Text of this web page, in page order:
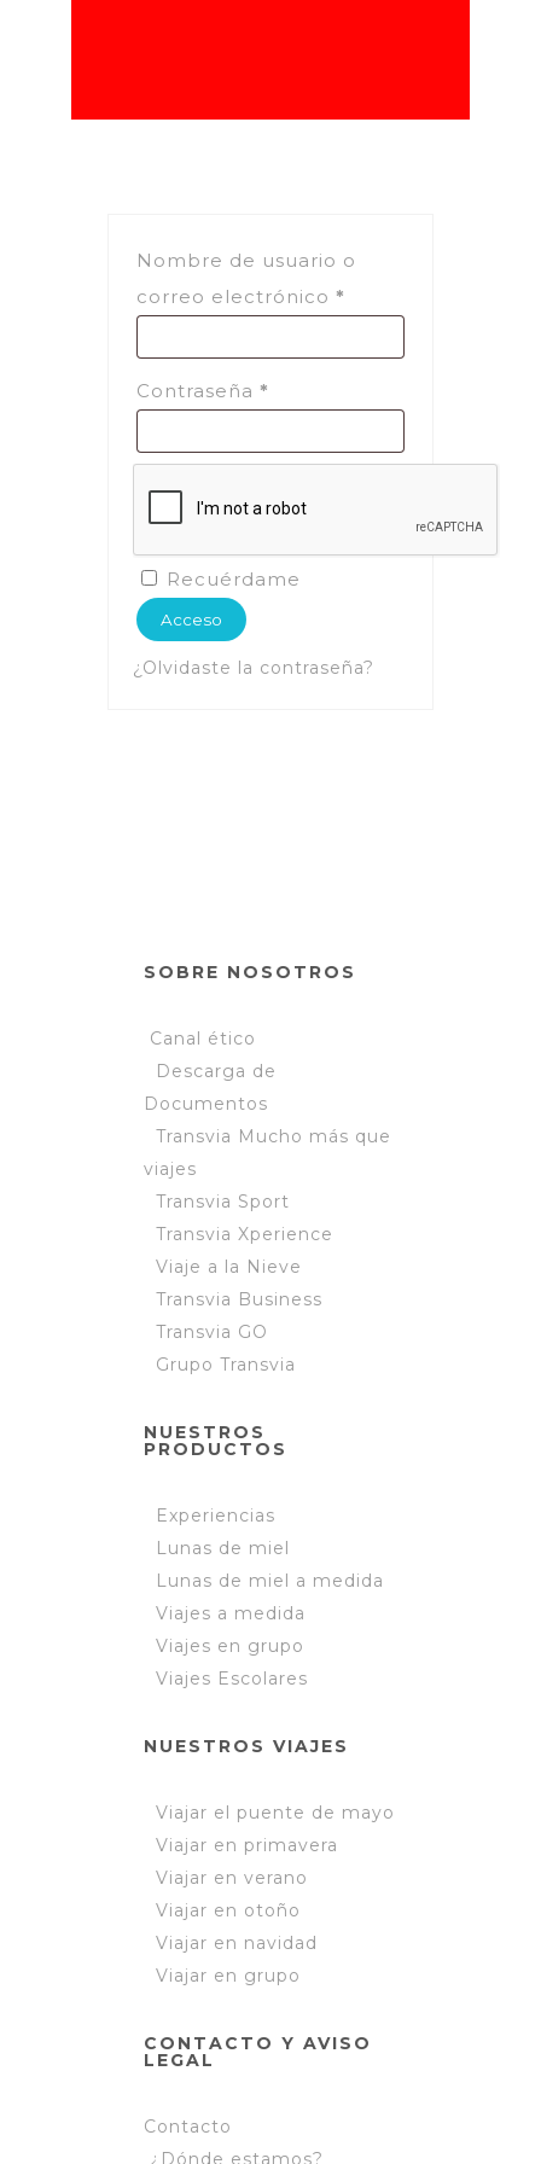
Nombre de usuario o
correo electrónico *
Contraseña *
Recuérdame
Acceso
¿Olvidaste la contraseña?
SOBRE NOSOTROS
Canal ético
Descarga de
Documentos
Transvia Mucho más que
viajes
Transvia Sport
Transvia Xperience
Viaje a la Nieve
Transvia Business
Transvia GO
Grupo Transvia
NUESTROS
PRODUCTOS
Experiencias
Lunas de miel
Lunas de miel a medida
Viajes a medida
Viajes en grupo
Viajes Escolares
NUESTROS VIAJES
Viajar el puente de mayo
Viajar en primavera
Viajar en verano
Viajar en otoño
Viajar en navidad
Viajar en grupo
CONTACTO Y AVISO
LEGAL
Contacto
¿Dónde estamos?